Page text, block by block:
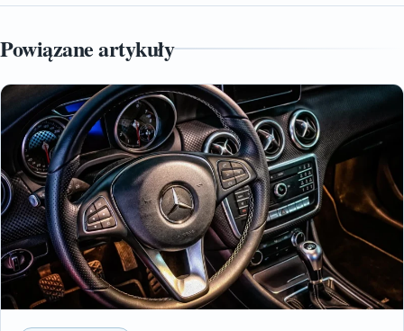
Powiązane artykuły